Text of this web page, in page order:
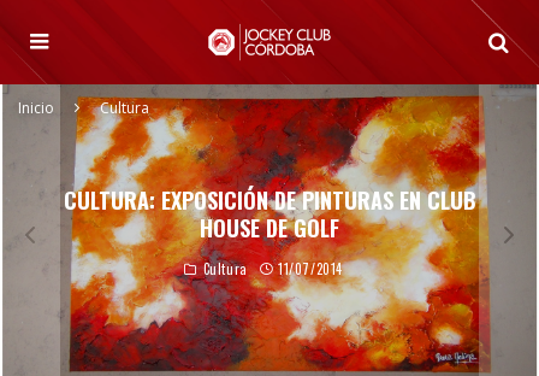
Inicio Cultura
CULTURA: EXPOSICIÓN DE PINTURAS EN CLUB
HOUSE DE GOLF
Cultura 11/07/2014